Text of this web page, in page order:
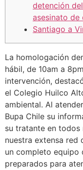
detención
asesinato de
Santiago a
La homologación
hábil, de 10am a
intervención,
el Colegio Huilco
ambiental. Al
Bupa Chile su
su tratante en todos
nuestra extensa red
un completo equipo
preparados para